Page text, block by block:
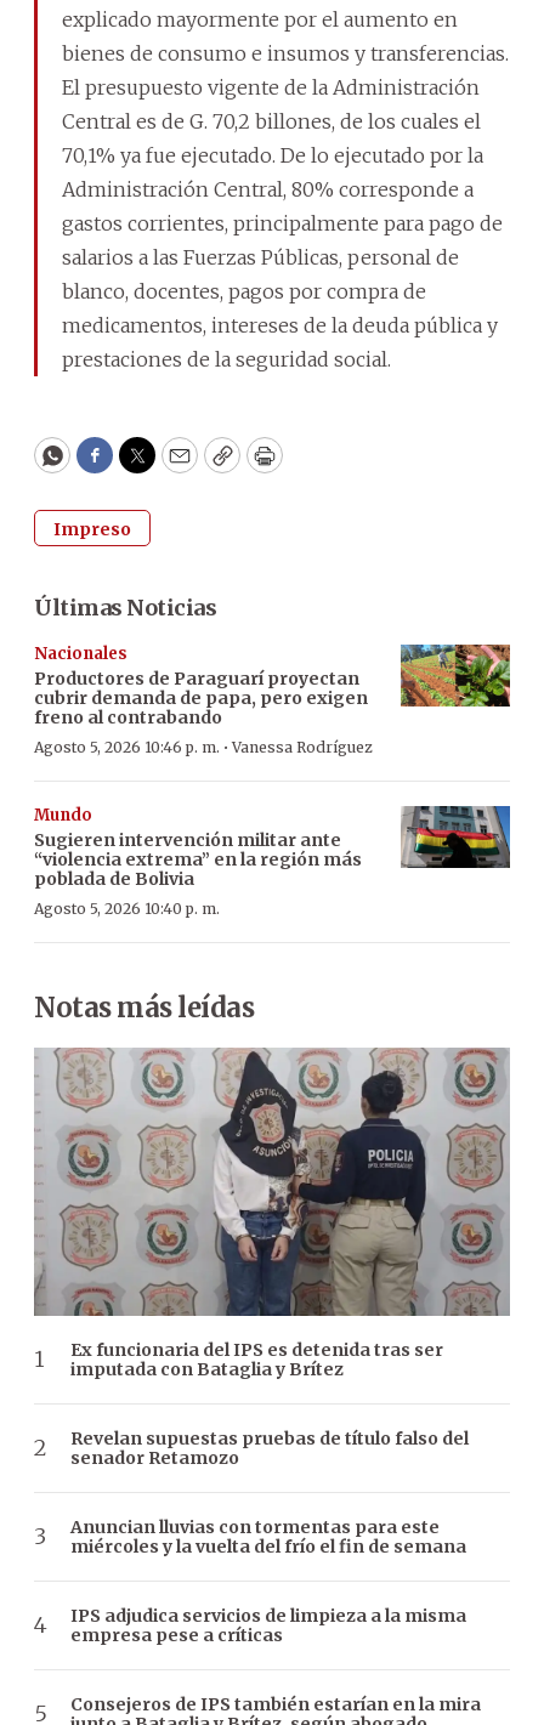
explicado mayormente por el aumento en
bienes de consumo e insumos y transferencias.
El presupuesto vigente de la Administración
Central es de G. 70,2 billones, de los cuales el
70,1% ya fue ejecutado. De lo ejecutado por la
Administración Central, 80% corresponde a
gastos corrientes, principalmente para pago de
salarios a las Fuerzas Públicas, personal de
blanco, docentes, pagos por compra de
medicamentos, intereses de la deuda pública y
prestaciones de la seguridad social.
WhatsApp
Facebook
Twitter
EmailCopyPrint
Impreso
Últimas Noticias
Nacionales
Productores de Paraguarí proyectan
cubrir demanda de papa, pero exigen
freno al contrabando
Agosto 5, 2026 10:46 p. m. ·Vanessa Rodríguez
Mundo
Sugieren intervención militar ante
“violencia extrema” en la región más
poblada de Bolivia
Agosto 5, 2026 10:40 p. m.
Notas más leídas
Ex funcionaria del IPS es detenida tras ser
imputada con Bataglia y Brítez
Revelan supuestas pruebas de título falso del
senador Retamozo
Anuncian lluvias con tormentas para este
miércoles y la vuelta del frío el fin de semana
IPS adjudica servicios de limpieza a la misma
empresa pese a críticas
Consejeros de IPS también estarían en la mira